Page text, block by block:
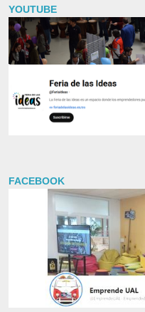
YOUTUBE
FACEBOOK